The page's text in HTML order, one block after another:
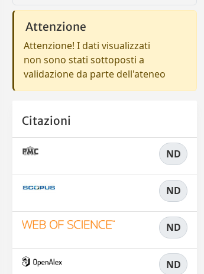
Attenzione
Attenzione! I dati visualizzati
non sono stati sottoposti a
validazione da parte dell'ateneo
Citazioni
ND
ND
ND
ND